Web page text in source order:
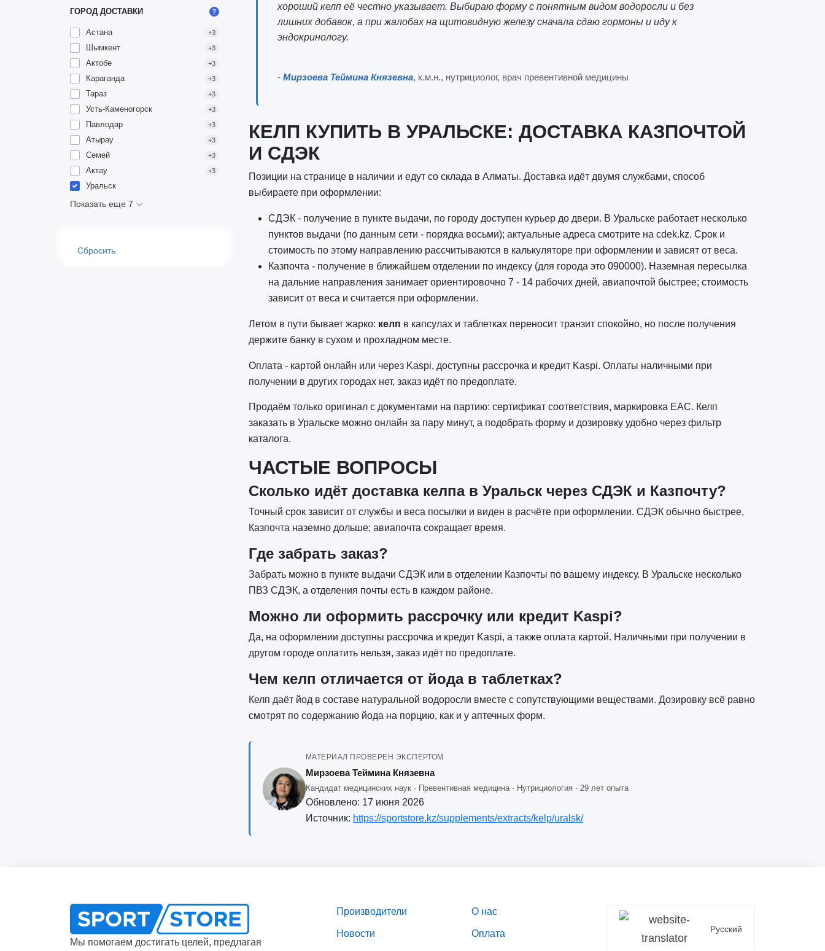
ГОРОД ДОСТАВКИ
Астана +3
Шымкент +3
Актобе +3
Караганда +3
Тараз +3
Усть-Каменогорск +3
Павлодар +3
Атырау +3
Семей +3
Актау +3
Уральск
Показать еще 7
Сбросить
хороший келп её честно указывает. Выбираю форму с понятным видом водоросли и без
лишних добавок, а при жалобах на щитовидную железу сначала сдаю гормоны и иду к
эндокринологу.
-Мирзоева Теймина Князевна, к.м.н., нутрициолог, врач превентивной медицины
КЕЛП КУПИТЬ В УРАЛЬСКЕ: ДОСТАВКА КАЗПОЧТОЙ
И СДЭК
Позиции на странице в наличии и едут со склада в Алматы. Доставка идёт двумя службами, способ
выбираете при оформлении:
СДЭК - получение в пункте выдачи, по городу доступен курьер до двери. В Уральске работает несколько
пунктов выдачи (по данным сети - порядка восьми); актуальные адреса смотрите на cdek.kz. Срок и
стоимость по этому направлению рассчитываются в калькуляторе при оформлении и зависят от веса.
Казпочта - получение в ближайшем отделении по индексу (для города это 090000). Наземная пересылка
на дальние направления занимает ориентировочно 7 - 14 рабочих дней, авиапочтой быстрее; стоимость
зависит от веса и считается при оформлении.
Летом в пути бывает жарко: келп в капсулах и таблетках переносит транзит спокойно, но после получения
держите банку в сухом и прохладном месте.
Оплата - картой онлайн или через Kaspi, доступны рассрочка и кредит Kaspi. Оплаты наличными при
получении в других городах нет, заказ идёт по предоплате.
Продаём только оригинал с документами на партию: сертификат соответствия, маркировка EAC. Келп
заказать в Уральске можно онлайн за пару минут, а подобрать форму и дозировку удобно через фильтр
каталога.
ЧАСТЫЕ ВОПРОСЫ
Сколько идёт доставка келпа в Уральск через СДЭК и Казпочту?
Точный срок зависит от службы и веса посылки и виден в расчёте при оформлении. СДЭК обычно быстрее,
Казпочта наземно дольше; авиапочта сокращает время.
Где забрать заказ?
Забрать можно в пункте выдачи СДЭК или в отделении Казпочты по вашему индексу. В Уральске несколько
ПВЗ СДЭК, а отделения почты есть в каждом районе.
Можно ли оформить рассрочку или кредит Kaspi?
Да, на оформлении доступны рассрочка и кредит Kaspi, а также оплата картой. Наличными при получении в
другом городе оплатить нельзя, заказ идёт по предоплате.
Чем келп отличается от йода в таблетках?
Келп даёт йод в составе натуральной водоросли вместе с сопутствующими веществами. Дозировку всё равно
смотрят по содержанию йода на порцию, как и у аптечных форм.
МАТЕРИАЛ ПРОВЕРЕН ЭКСПЕРТОМ
Мирзоева Теймина Князевна
Кандидат медицинских наук · Превентивная медицина · Нутрициология · 29 лет опыта
Обновлено: 17 июня 2026
Источник: https://sportstore.kz/supplements/extracts/kelp/uralsk/
Мы помогаем достигать целей, предлагая
Производители
Новости
О нас
Оплата Русский